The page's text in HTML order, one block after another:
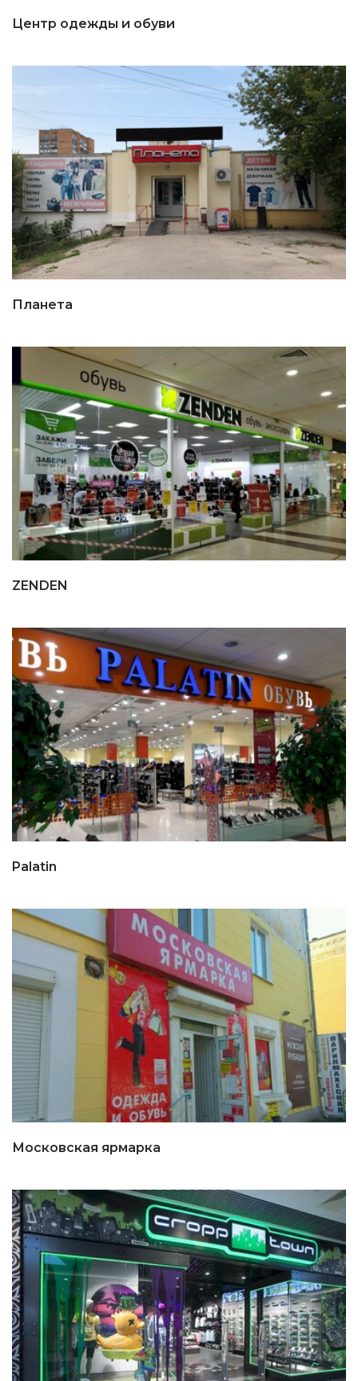
Центр одежды и обуви
Планета
ZENDEN
Palatin
Московская ярмарка